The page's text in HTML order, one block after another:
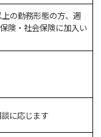
の勤務形態の方、週
険・社会保険に加入い
談に応じます